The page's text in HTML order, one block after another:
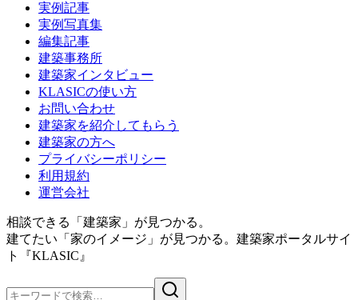
実例記事
実例写真集
編集記事
建築事務所
建築家インタビュー
KLASICの使い方
お問い合わせ
建築家を紹介してもらう
建築家の方へ
プライバシーポリシー
利用規約
運営会社
相談できる「建築家」が見つかる。
建てたい「家のイメージ」が見つかる。 建築家ポータルサイ
ト『KLASIC』